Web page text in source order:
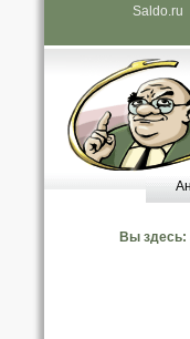
Saldo.ru
Вы здесь: